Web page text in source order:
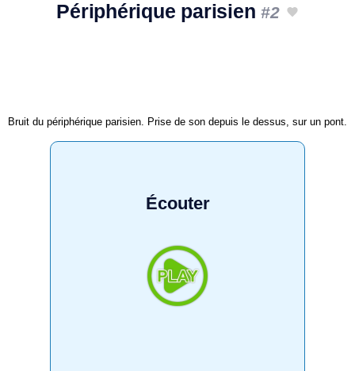
Périphérique parisien#2
Bruit du périphérique parisien. Prise de son depuis le dessus, sur un pont.
Écouter